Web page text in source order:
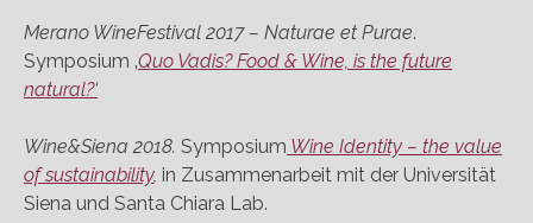
Merano WineFestival 2017 – Naturae et Purae.
Symposium ‚Quo Vadis? Food & Wine, is the future
natural?‘
Wine&Siena 2018. Symposium Wine Identity – the value
of sustainability, in Zusammenarbeit mit der Universität
Siena und Santa Chiara Lab.